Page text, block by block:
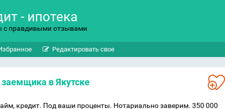
- ипотека
с правдивыми отзывами
Редактировать свое
заемщика в Якутске
кредит. Под ваши проценты. Нотариально заверим. 350 000